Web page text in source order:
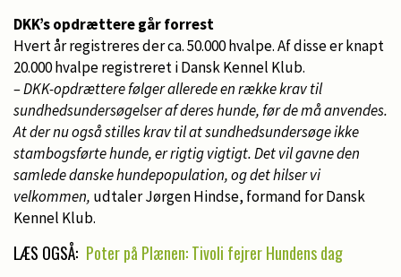
DKK’s opdrættere går forrest
Hvert år registreres der ca. 50.000 hvalpe. Af disse er knapt
20.000 hvalpe registreret i Dansk Kennel Klub.
– DKK-opdrættere følger allerede en række krav til
sundhedsundersøgelser af deres hunde, før de må anvendes.
At der nu også stilles krav til at sundhedsundersøge ikke
stambogsførte hunde, er rigtig vigtigt. Det vil gavne den
samlede danske hundepopulation, og det hilser vi
velkommen, udtaler Jørgen Hindse, formand for Dansk
Kennel Klub.
LÆS OGSÅ: Poter på Plænen: Tivoli fejrer Hundens dag